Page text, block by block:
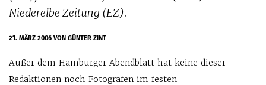
Niederelbe Zeitung (EZ).
21. MÄRZ 2006VON GÜNTER ZINT
Außer dem Hamburger Abendblatt hat keine dieser
Redaktionen noch Fotografen im festen